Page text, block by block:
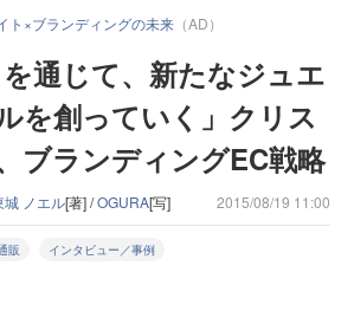
ト×ブランディングの未来 （AD）
を通じて、新たなジュエ
を創っていく」クリス
ブランディングEC戦略
城 ノエル[著] /OGURA[写] 2015/08/19 11:00
販 インタビュー／事例